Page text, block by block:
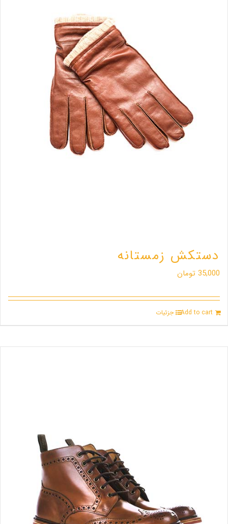
دستکش زمستانه
35,000 تومان
Add to cart جزئیات